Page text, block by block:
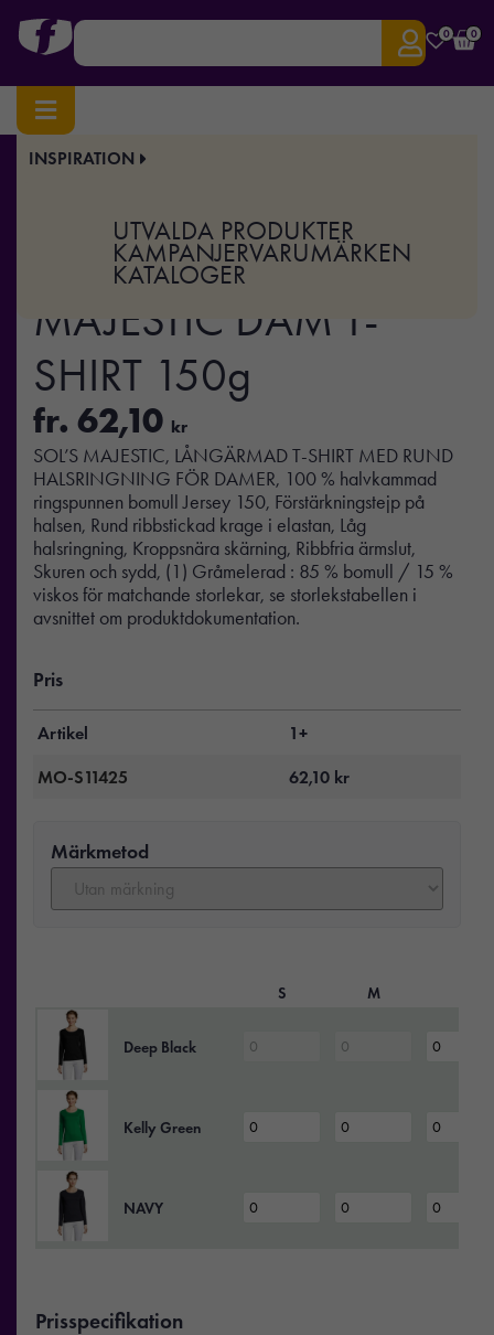
0 0
INSPIRATION
UTVALDA PRODUKTER
KAMPANJERVARUMÄRKEN
KATALOGER
Hem/Profilkläder/T-shirts & Toppar
MAJESTIC –
MAJESTIC DAM T-
SHIRT 150g
fr. 62,10 kr
SOL’S MAJESTIC, LÅNGÄRMAD T-SHIRT MED RUND
HALSRINGNING FÖR DAMER, 100 % halvkammad
ringspunnen bomull Jersey 150, Förstärkningstejp på
halsen, Rund ribbstickad krage i elastan, Låg
halsringning, Kroppsnära skärning, Ribbfria ärmslut,
Skuren och sydd, (1) Gråmelerad : 85 % bomull / 15 %
viskos för matchande storlekar, se storlekstabellen i
avsnittet om produktdokumentation.
Pris
Artikel
1+
MO-S11425
62,10 kr
Märkmetod
S M
Deep Black
Kelly Green
NAVY
Prisspecifikation